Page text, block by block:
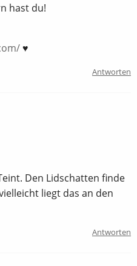
hast du!
♥
Antworten
Den Lidschatten finde
liegt das an den
Antworten